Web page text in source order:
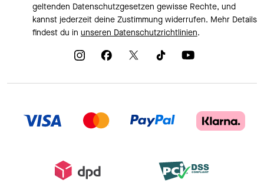
geltenden Datenschutzgesetzen gewisse Rechte, und
kannst jederzeit deine Zustimmung widerrufen. Mehr Details
findest du in unseren Datenschutzrichtlinien.